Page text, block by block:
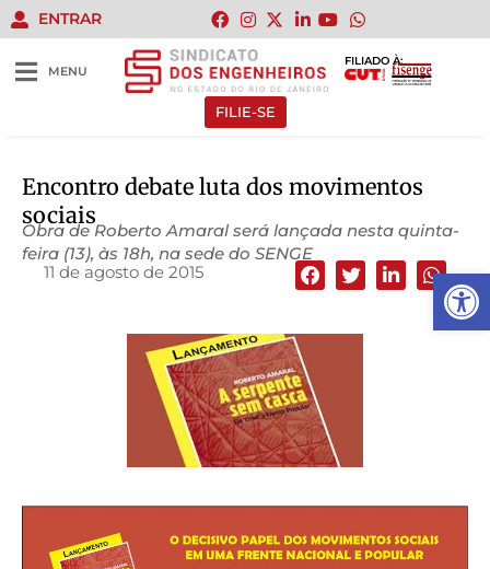
Abrir
ENTRAR
MENU
FILIADO À:
FILIE-SE
Encontro debate luta dos movimentos
sociais
Obra de Roberto Amaral será lançada nesta quinta-
feira (13), às 18h, na sede do SENGE
11 de agosto de 2015